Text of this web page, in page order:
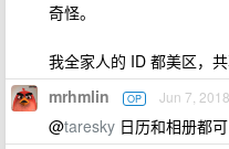
奇怪。
我全家人的 ID 都美区，共
mrhmlin OP Jun 7, 2018
@taresky 日历和相册都